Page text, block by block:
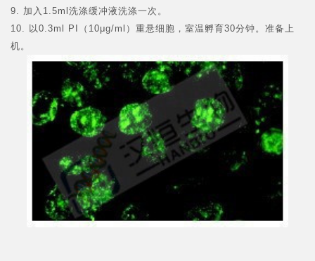
9. 加入1.5ml洗涤缓冲液洗涤一次。
10. 以0.3ml PI（10μg/ml）重悬细胞，室温孵育30分钟。准备上
机。